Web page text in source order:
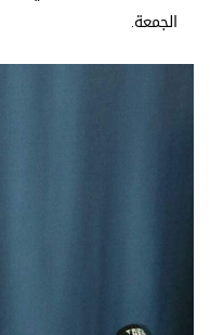
الجمعة.